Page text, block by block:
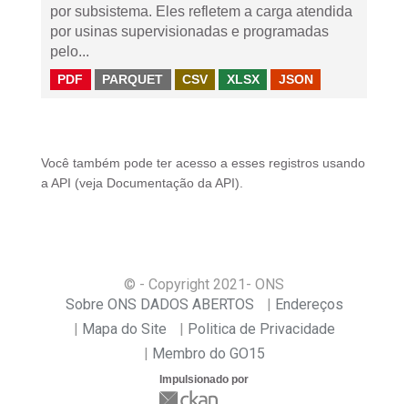
por subsistema. Eles refletem a carga atendida
por usinas supervisionadas e programadas
pelo...
PDF PARQUET CSV XLSX JSON
Você também pode ter acesso a esses registros usando
a API (veja Documentação da API ).
© - Copyright 2021 - ONS
Sobre ONS DADOS ABERTOS
Endereços
Mapa do Site
Politica de Privacidade
Membro do GO15
Impulsionado por